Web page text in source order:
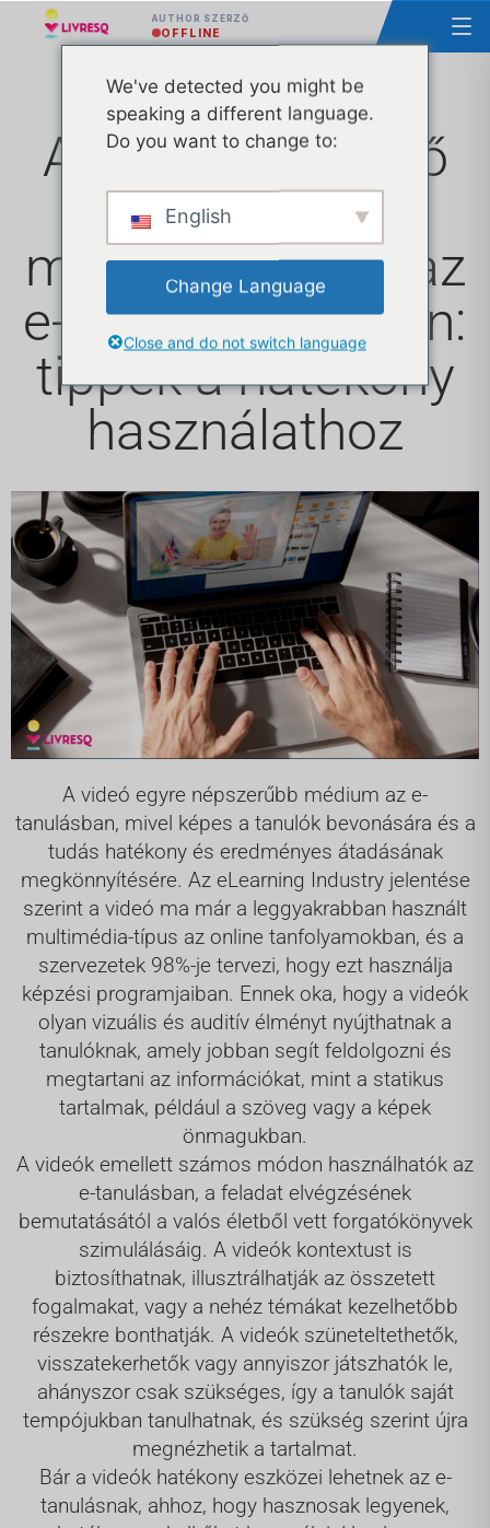
AUTHOR SZERZŐ
OFFLINE
A videókban rejlő
lehetőségek
maximalizálása az
e-tanfolyamokban:
tippek a hatékony
használathoz
A videó egyre népszerűbb médium az e-
tanulásban, mivel képes a tanulók bevonására és a
tudás hatékony és eredményes átadásának
megkönnyítésére. Az eLearning Industry jelentése
szerint a videó ma már a leggyakrabban használt
multimédia-típus az online tanfolyamokban, és a
szervezetek 98%-je tervezi, hogy ezt használja
képzési programjaiban. Ennek oka, hogy a videók
olyan vizuális és auditív élményt nyújthatnak a
tanulóknak, amely jobban segít feldolgozni és
megtartani az információkat, mint a statikus
tartalmak, például a szöveg vagy a képek
önmagukban.
A videók emellett számos módon használhatók az
e-tanulásban, a feladat elvégzésének
bemutatásától a valós életből vett forgatókönyvek
szimulálásáig. A videók kontextust is
biztosíthatnak, illusztrálhatják az összetett
fogalmakat, vagy a nehéz témákat kezelhetőbb
részekre bonthatják. A videók szüneteltethetők,
visszatekerhetők vagy annyiszor játszhatók le,
ahányszor csak szükséges, így a tanulók saját
tempójukban tanulhatnak, és szükség szerint újra
megnézhetik a tartalmat.
Bár a videók hatékony eszközei lehetnek az e-
tanulásnak, ahhoz, hogy hasznosak legyenek,
We've detected you might be
speaking a different language.
Do you want to change to:
English
Change Language
Close and do not switch language